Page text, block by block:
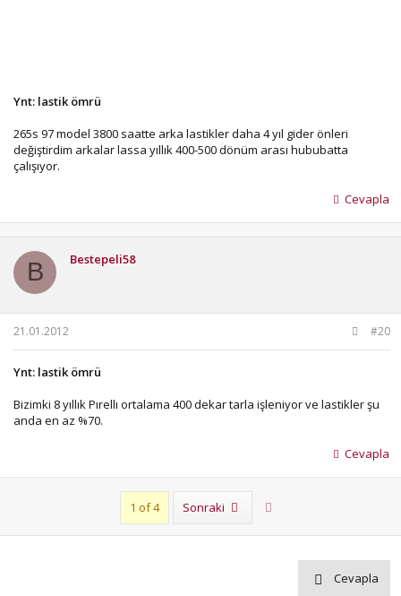
Ynt: lastik ömrü
265s 97 model 3800 saatte arka lastikler daha 4 yıl gider önleri
değiştirdim arkalar lassa yıllık 400-500 dönüm arası hububatta
çalışıyor.
Cevapla
B Bestepeli58
21.01.2012 #20
Ynt: lastik ömrü
Bizimki 8 yıllık Pırellı ortalama 400 dekar tarla işleniyor ve lastikler şu
anda en az %70.
Cevapla
1 of 4 Sonraki
Cevapla